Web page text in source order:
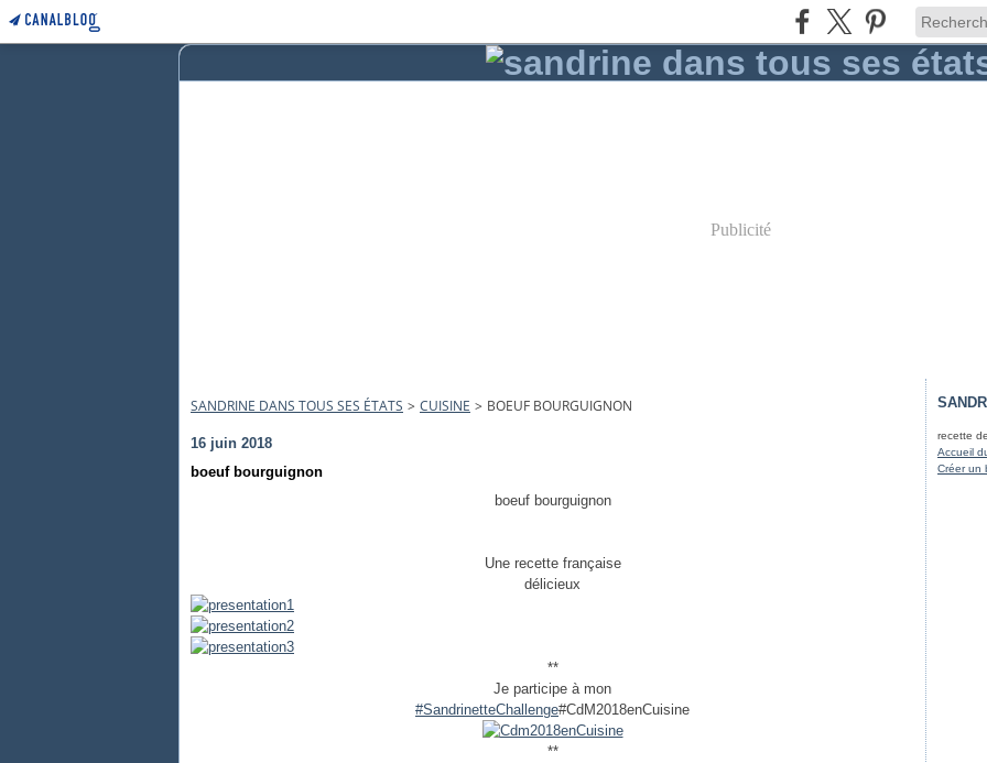
Publicité
SANDRINE DANS TOUS SES ÉTATS > CUISINE > BOEUF BOURGUIGNON
16 juin 2018
boeuf bourguignon
boeuf bourguignon
Une recette française
délicieux
**
Je participe à mon
#SandrinetteChallenge#CdM2018enCuisine
**
recette
Accueil
Créer un